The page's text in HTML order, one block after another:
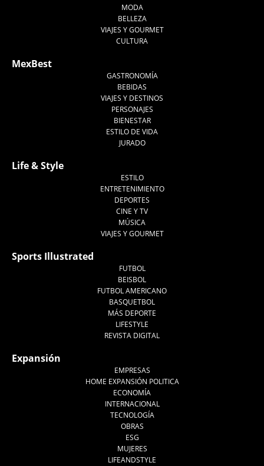
MODA
BELLEZA
VIAJES Y GOURMET
CULTURA
MexBest
GASTRONOMÍA
BEBIDAS
VIAJES Y DESTINOS
PERSONAJES
BIENESTAR
ESTILO DE VIDA
JURADO
Life & Style
ESTILO
ENTRETENIMIENTO
DEPORTES
CINE Y TV
MÚSICA
VIAJES Y GOURMET
Sports Illustrated
FUTBOL
BEISBOL
FUTBOL AMERICANO
BASQUETBOL
MÁS DEPORTE
LIFESTYLE
REVISTA DIGITAL
Expansión
EMPRESAS
HOME EXPANSIÓN POLITICA
ECONOMÍA
INTERNACIONAL
TECNOLOGÍA
OBRAS
ESG
MUJERES
LIFEANDSTYLE